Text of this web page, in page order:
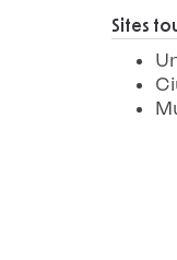
Sites